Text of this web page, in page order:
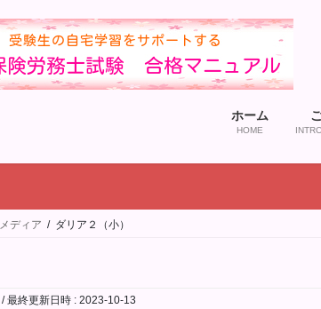
ホーム
HOME
メディア ダリア２（小）
/ 最終更新日時 : 2023-10-13